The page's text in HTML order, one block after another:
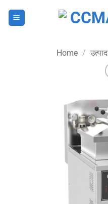
Home / उत्पाद